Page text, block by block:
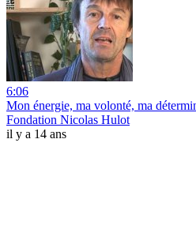
6:06
Mon énergie, ma volonté, ma
Fondation Nicolas Hulot
il y a 14 ans